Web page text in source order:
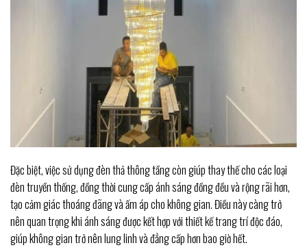
Đặc biệt, việc sử dụng đèn thả thông tầng còn giúp thay thế cho các loại
đèn truyền thống, đồng thời cung cấp ánh sáng đồng đều và rộng rãi hơn,
tạo cảm giác thoáng đãng và ấm áp cho không gian. Điều này càng trở
nên quan trọng khi ánh sáng được kết hợp với thiết kế trang trí độc đáo,
giúp không gian trở nên lung linh và đẳng cấp hơn bao giờ hết.